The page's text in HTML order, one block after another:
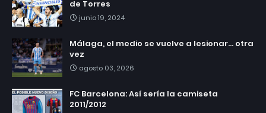
de Torres
junio 19, 2024
Málaga, el medio se vuelve a lesionar... otra
vez
agosto 03, 2026
FC Barcelona: Así sería la camiseta
2011/2012